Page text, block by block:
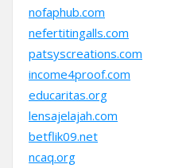
nofaphub.com
nefertitingalls.com
patsyscreations.com
income4proof.com
educaritas.org
lensajelajah.com
betflik09.net
ncaq.org